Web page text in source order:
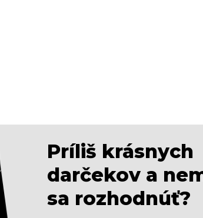
Príliš krásnych
darčekov a
sa rozhodnúť?